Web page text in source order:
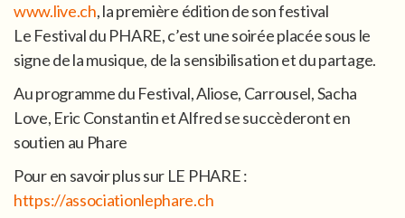
www.live.ch, la première édition de son festival
Le Festival du PHARE, c’est une soirée placée sous le
signe de la musique, de la sensibilisation et du partage.
Au programme du Festival, Aliose, Carrousel, Sacha
Love, Eric Constantin et Alfred se succèderont en
soutien au Phare
Pour en savoir plus sur LE PHARE :
https://associationlephare.ch